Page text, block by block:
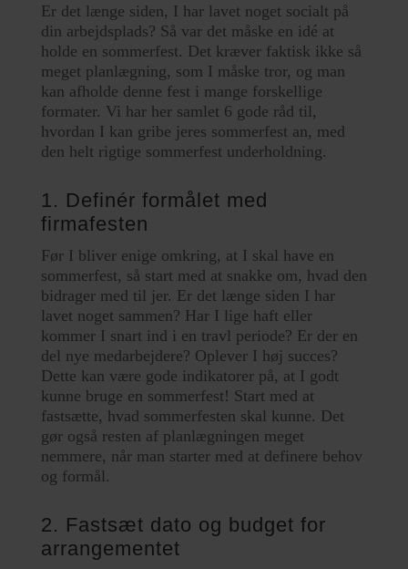
Er det længe siden, I har lavet noget socialt på
din arbejdsplads? Så var det måske en idé at
holde en sommerfest. Det kræver faktisk ikke så
meget planlægning, som I måske tror, og man
kan afholde denne fest i mange forskellige
formater. Vi har her samlet 6 gode råd til,
hvordan I kan gribe jeres sommerfest an, med
den helt rigtige sommerfest underholdning.
1. Definér formålet med
firmafesten
Før I bliver enige omkring, at I skal have en
sommerfest, så start med at snakke om, hvad den
bidrager med til jer. Er det længe siden I har
lavet noget sammen? Har I lige haft eller
kommer I snart ind i en travl periode? Er der en
del nye medarbejdere? Oplever I høj succes?
Dette kan være gode indikatorer på, at I godt
kunne bruge en sommerfest! Start med at
fastsætte, hvad sommerfesten skal kunne. Det
gør også resten af planlægningen meget
nemmere, når man starter med at definere behov
og formål.
2. Fastsæt dato og budget for
arrangementet